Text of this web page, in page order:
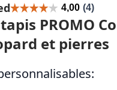
PROMO
et pierres